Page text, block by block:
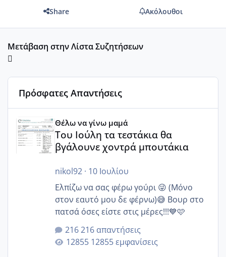
Share Ακόλουθοι
Μετάβαση στην Λίστα Συζητήσεων
Πρόσφατες Απαντήσεις
Θέλω να γίνω μαμά
Του Ιούλη τα τεστάκια θα
βγάλουνε χοντρά μπουτάκια
nikol92· 10 Ιουλίου
Ελπίζω να σας φέρω γούρι 😜 (Μόνο
στον εαυτό μου δε φέρνω)😅 Βουρ στο
πατσά όσες είστε στις μέρες!!!💙🩷
216 απαντήσεις
12855 εμφανίσεις